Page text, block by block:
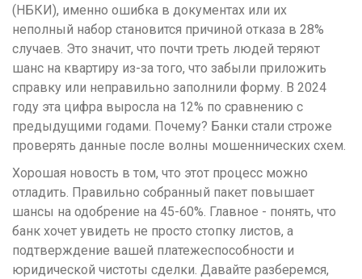
(НБКИ), именно ошибка в документах или их
неполный набор становится причиной отказа в 28%
случаев. Это значит, что почти треть людей теряют
шанс на квартиру из-за того, что забыли приложить
справку или неправильно заполнили форму. В 2024
году эта цифра выросла на 12% по сравнению с
предыдущими годами. Почему? Банки стали строже
проверять данные после волны мошеннических схем.
Хорошая новость в том, что этот процесс можно
отладить. Правильно собранный пакет повышает
шансы на одобрение на 45-60%. Главное - понять, что
банк хочет увидеть не просто стопку листов, а
подтверждение вашей платежеспособности и
юридической чистоты сделки. Давайте разберемся,